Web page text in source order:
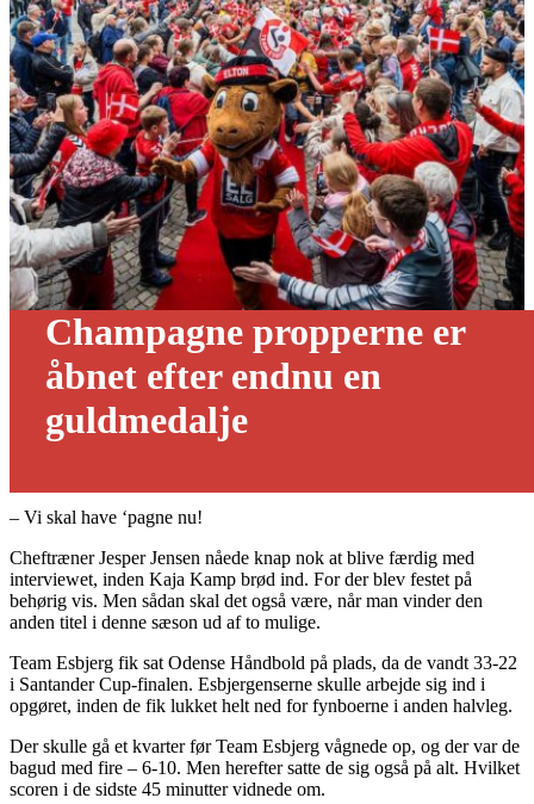
Champagne propperne er
åbnet efter endnu en
guldmedalje
– Vi skal have ‘pagne nu!
Cheftræner Jesper Jensen nåede knap nok at blive færdig med
interviewet, inden Kaja Kamp brød ind. For der blev festet på
behørig vis. Men sådan skal det også være, når man vinder den
anden titel i denne sæson ud af to mulige.
Team Esbjerg fik sat Odense Håndbold på plads, da de vandt 33-22
i Santander Cup-finalen. Esbjergenserne skulle arbejde sig ind i
opgøret, inden de fik lukket helt ned for fynboerne i anden halvleg.
Der skulle gå et kvarter før Team Esbjerg vågnede op, og der var de
bagud med fire – 6-10. Men herefter satte de sig også på alt. Hvilket
scoren i de sidste 45 minutter vidnede om.